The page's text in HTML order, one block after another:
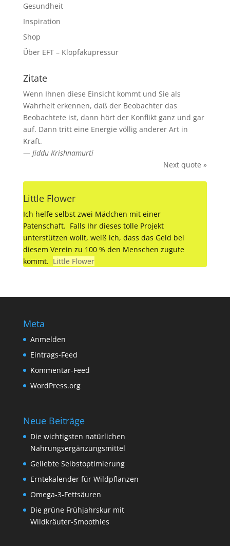
Gesundheit
Inspiration
Shop
Über EFT – Klopfakupressur
Zitate
Wenn Ihnen diese Einsicht kommt und Sie als
Wahrheit erkennen, daß der Beobachter das
Beobachtete ist, dann hört der Konflikt ganz und gar
auf. Dann tritt eine Energie völlig anderer Art in
Kraft.
— Jiddu Krishnamurti
Next quote »
Little Flower
Ich helfe selbst zwei Mädchen mit einer
Patenschaft. Falls Ihr dieses tolle Projekt
unterstützen wollt, weiß ich, dass das Geld bei
diesem Verein zu 100 % den Menschen zugute
kommt. Little Flower
Meta
Anmelden
Eintrags-Feed
Kommentar-Feed
WordPress.org
Neue Beiträge
Die wichtigsten natürlichen
Nahrungsergänzungsmittel
Geliebte Selbstoptimierung
Erntekalender für Wildpflanzen
Omega-3-Fettsäuren
Die grüne Frühjahrskur mit
Wildkräuter-Smoothies